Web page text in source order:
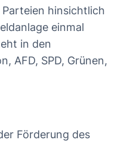
hinsichtlich
einmal
in den
AFD, SPD, Grünen,
Förderung des